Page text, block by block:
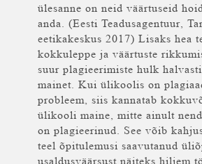
ülesanne on neid väärtuseid
anda. (Eesti Teadusagentuur,
eetikakeskus 2017) Lisaks hea
kokkuleppe ja väärtuste
suur plagieerimiste hulk
mainet. Kui ülikoolis on
probleem, siis kannatab
ülikooli maine, mitte ainult
on plagieerinud. See võib
teel õpitulemusi saavutanud
usaldusväärsust näiteks hiljem